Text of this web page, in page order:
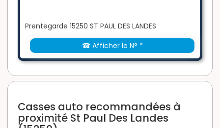
Prentegarde 15250 ST PAUL DES LANDES
☎ Afficher le N° *
Casses auto recommandées à
proximité St Paul Des Landes